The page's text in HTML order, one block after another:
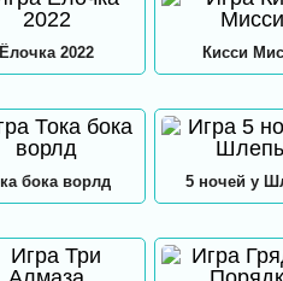
Ёлочка 2022
Кисси
бока ворлд 5 ночей у